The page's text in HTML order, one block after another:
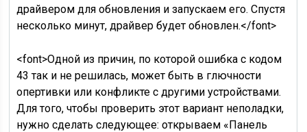
драйвером для обновления и запускаем его. Спустя
несколько минут, драйвер будет обновлен.</font>
<font>Одной из причин, по которой ошибка с кодом
43 так и не решилась, может быть в глючности
опертивки или конфликте с другими устройствами.
Для того, чтобы проверить этот вариант неполадки,
нужно сделать следующее: открываем «Панель